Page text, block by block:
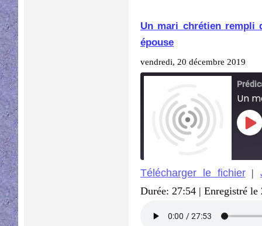
Un mari chrétien rempli
épouse
vendredi, 20 décembre 2019
RSS FEED
Télécharger le fichier|
Durée: 27:54 | Enregistré le